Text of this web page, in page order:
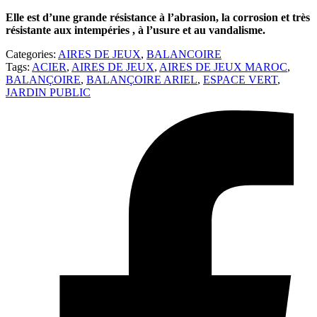
Elle est d’une grande résistance à l’abrasion, la corrosion et très
résistante aux intempéries , à l’usure et au vandalisme.
Categories: AIRES DE JEUX, BALANCOIRE
Tags: ACIER, AIRES DE JEUX, AIRES DE JEUX MAROC,
BALANÇOIRE, BALANÇOIRE ARIEL, ESPACE VERT,
JARDIN PUBLIC